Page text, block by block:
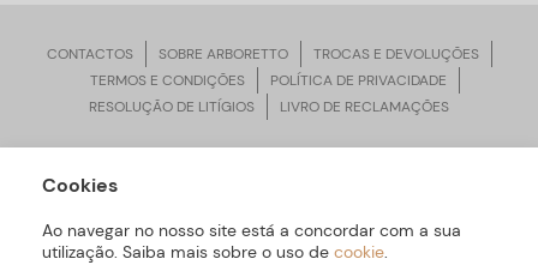
CONTACTOS SOBRE ARBORETTO
TROCAS E DEVOLUÇÕES
TERMOS E CONDIÇÕES
POLÍTICA DE PRIVACIDADE
RESOLUÇÃO DE LITÍGIOS
LIVRO DE RECLAMAÇÕES
ARBORETTO © Todos os Direitos Reservados | Desenvolvido por
Cookies
Ao navegar no nosso site está a concordar com a sua
utilização. Saiba mais sobre o uso de cookie.